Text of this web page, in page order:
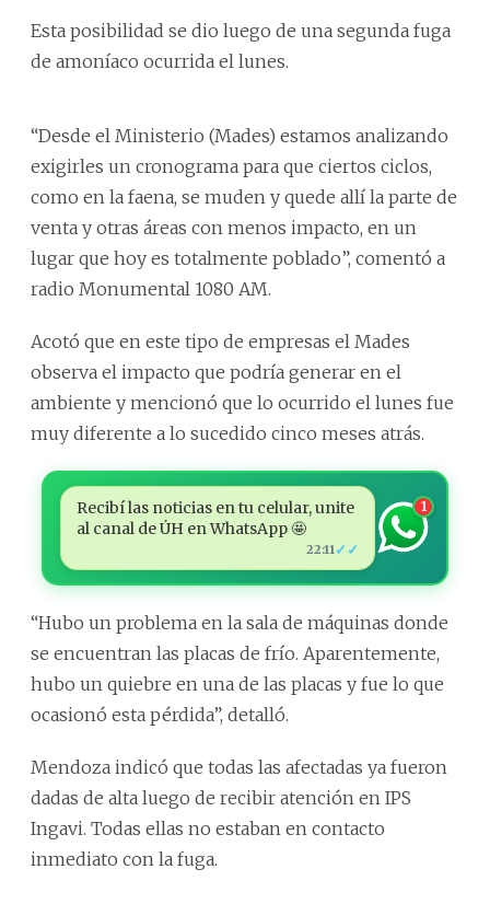
Esta posibilidad se dio luego de una segunda fuga
de amoníaco ocurrida el lunes.
“Desde el Ministerio (Mades) estamos analizando
exigirles un cronograma para que ciertos ciclos,
como en la faena, se muden y quede allí la parte de
venta y otras áreas con menos impacto, en un
lugar que hoy es totalmente poblado”, comentó a
radio Monumental 1080 AM.
Acotó que en este tipo de empresas el Mades
observa el impacto que podría generar en el
ambiente y mencionó que lo ocurrido el lunes fue
muy diferente a lo sucedido cinco meses atrás.
Recibí las noticias en tu celular, unite
al canal de ÚH en WhatsApp 🤩
22:11 ✓✓
1
“Hubo un problema en la sala de máquinas donde
se encuentran las placas de frío. Aparentemente,
hubo un quiebre en una de las placas y fue lo que
ocasionó esta pérdida”, detalló.
Mendoza indicó que todas las afectadas ya fueron
dadas de alta luego de recibir atención en IPS
Ingavi. Todas ellas no estaban en contacto
inmediato con la fuga.